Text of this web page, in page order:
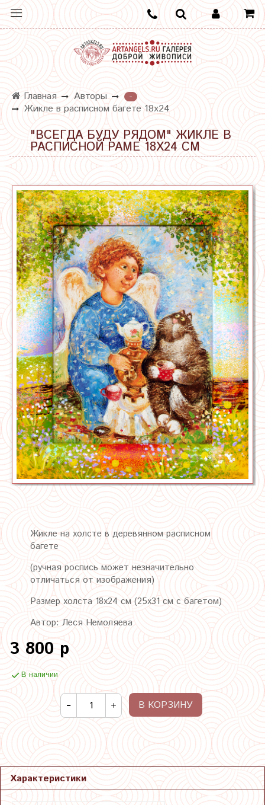
Главная Авторы
-
Жикле в расписном багете 18х24
"ВСЕГДА БУДУ РЯДОМ" ЖИКЛЕ В
РАСПИСНОЙ РАМЕ 18Х24 СМ
Жикле на холсте в деревянном расписном
багете
(ручная роспись может незначительно
отличаться от изображения)
Размер холста 18х24 см (25х31 см с багетом)
Автор: Леся Немоляева
3 800 р
В наличии
В КОРЗИНУ
Характеристики